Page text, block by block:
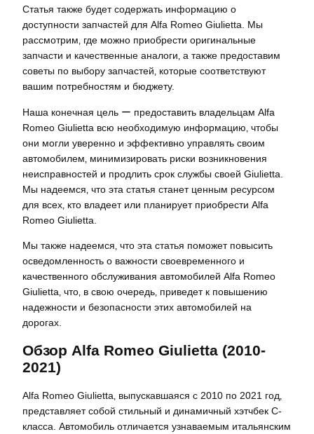
Статья также будет содержать информацию о
доступности запчастей для Alfa Romeo Giulietta. Мы
рассмотрим‚ где можно приобрести оригинальные
запчасти и качественные аналоги‚ а также предоставим
советы по выбору запчастей‚ которые соответствуют
вашим потребностям и бюджету.
Наша конечная цель ー предоставить владельцам Alfa
Romeo Giulietta всю необходимую информацию‚ чтобы
они могли уверенно и эффективно управлять своим
автомобилем‚ минимизировать риски возникновения
неисправностей и продлить срок службы своей Giulietta.
Мы надеемся‚ что эта статья станет ценным ресурсом
для всех‚ кто владеет или планирует приобрести Alfa
Romeo Giulietta.
Мы также надеемся‚ что эта статья поможет повысить
осведомленность о важности своевременного и
качественного обслуживания автомобилей Alfa Romeo
Giulietta‚ что‚ в свою очередь‚ приведет к повышению
надежности и безопасности этих автомобилей на
дорогах.
Обзор Alfa Romeo Giulietta (2010-
2021)
Alfa Romeo Giulietta‚ выпускавшаяся с 2010 по 2021 год‚
представляет собой стильный и динамичный хэтчбек C-
класса. Автомобиль отличается узнаваемым итальянским